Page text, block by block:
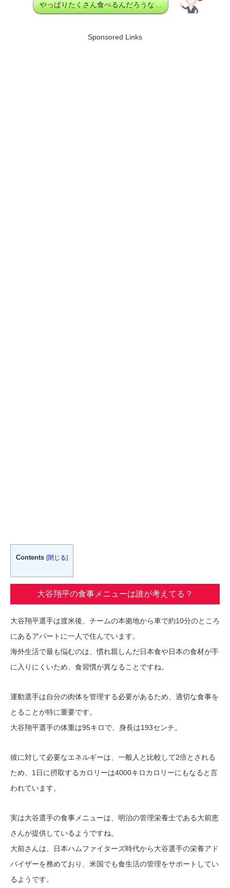
やっぱりたくさん食べるんだろうな…
Sponsored Links
Contents [閉じる]
大谷翔平の食事メニューは誰が考えてる？
大谷翔平選手は渡米後、チームの本拠地から車で約10分のところ
にあるアパートに一人で住んでいます。
海外生活で最も悩むのは、慣れ親しんだ日本食や日本の食材が手
に入りにくいため、食習慣が異なることですね。
運動選手は自分の肉体を管理する必要があるため、適切な食事を
とることが特に重要です。
大谷翔平選手の体重は95キロで、身長は193センチ。
彼に対して必要なエネルギーは、一般人と比較して2倍とされる
ため、1日に摂取するカロリーは4000キロカロリーにもなると言
われています。
実は大谷選手の食事メニューは、明治の管理栄養士である大前恵
さんが提供しているようですね。
大前さんは、日本ハムファイターズ時代から大谷選手の栄養アド
バイザーを務めており、米国でも食生活の管理をサポートしてい
るようです。